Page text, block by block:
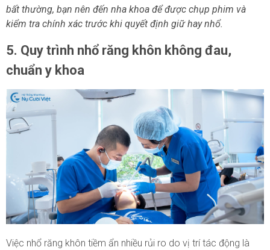
bất thường, bạn nên đến nha khoa để được chụp phim và
kiểm tra chính xác trước khi quyết định giữ hay nhổ.
5. Quy trình nhổ răng khôn không đau,
chuẩn y khoa
Việc nhổ răng khôn tiềm ẩn nhiều rủi ro do vị trí tác động là